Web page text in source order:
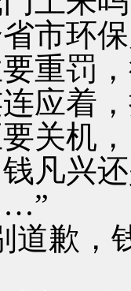
市环
重罚
应着
关机
凡兴
歉，